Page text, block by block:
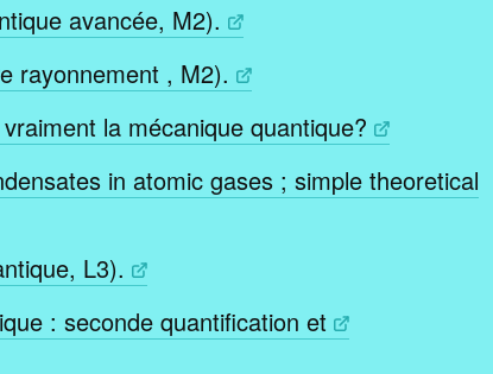
avancée, M2).
rayonnement , M2).
la mécanique quantique?
in atomic gases ; simple theoretical
L3).
: seconde quantification et